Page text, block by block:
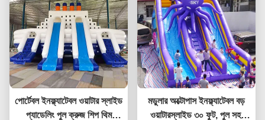
পোর্টেবল ইনফ্ল্যাটেবল ওয়াটার স্লাইড
প্যাডেলিং পুল ক্রুজ শিপ থিম
মডুলার অক্টোপাস ইনফ্ল্যাটেবল বড়
ওয়াটারস্লাইড ৩০ ফুট, পুল সহ,